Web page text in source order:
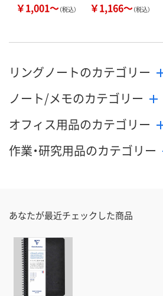
￥1,001～（税込） ￥1,166～（税込）
リングノートのカテゴリー
ノート/メモのカテゴリー
オフィス用品のカテゴリー
作業・研究用品のカテゴリー
あなたが最近チェックした商品